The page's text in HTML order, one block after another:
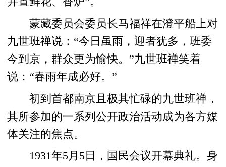
蒙藏委员会委员长马福祥在澄平船上对
九世班禅说：“今日虽雨，迎者犹多，班委
今到京，群众更为愉快。”九世班禅笑着
说：“春雨年成必好。”
初到首都南京且极其忙碌的九世班禅，
其所参加的一系列公开政治活动成为各方媒
体关注的焦点。
1931年5月5日，国民会议开幕典礼。身